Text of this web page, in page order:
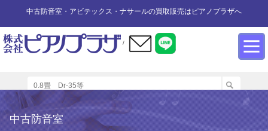
中古防音室・アビテックス・ナサールの買取販売はピアノプラザへ
/
カワイ防音ルーム
ユニットタイプ
防音室中古
展示品リスト
防音室買取
防音室WEB買取
防音室設置のアドバイス
防音室内へのピアノの設置
インフォメーション
商品の購入について
中古防音室